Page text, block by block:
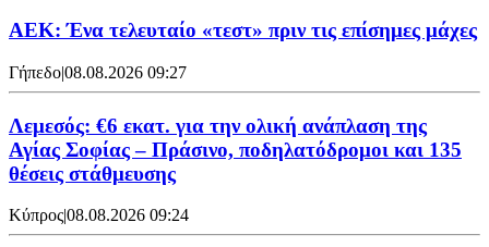
ΑΕΚ: Ένα τελευταίο «τεστ» πριν τις επίσημες μάχες
Γήπεδο|08.08.2026 09:27
Λεμεσός: €6 εκατ. για την ολική ανάπλαση της
Αγίας Σοφίας – Πράσινο, ποδηλατόδρομοι και 135
θέσεις στάθμευσης
Κύπρος|08.08.2026 09:24